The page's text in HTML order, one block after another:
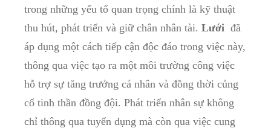
trong⁤ những ​yếu tố quan trọng chính là​ kỹ thuật
thu hút, ⁢phát triển và giữ chân nhân tài.‍ Lưới ‌ đã‌
áp dụng một ⁤cách tiếp cận⁢ độc đáo trong việc ‍này,‌
thông‍ qua⁣ việc tạo ra một môi trường công‌ việc⁤
hỗ trợ sự ⁣tăng trưởng cá nhân ⁤và đồng ⁤thời⁣ củng
cố tinh thần ⁤đồng đội. Phát⁣ triển nhân sự không
chỉ thông⁢ qua‌ tuyển ‌dụng mà còn qua việc⁣ cung